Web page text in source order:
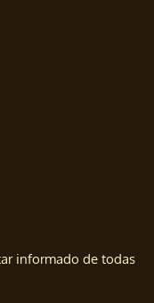
informado de todas